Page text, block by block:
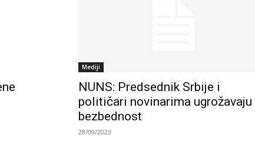
Mediji
NUNS: Predsednik Srbije i
političari novinarima ugrožavaju
bezbednost
28/09/2023